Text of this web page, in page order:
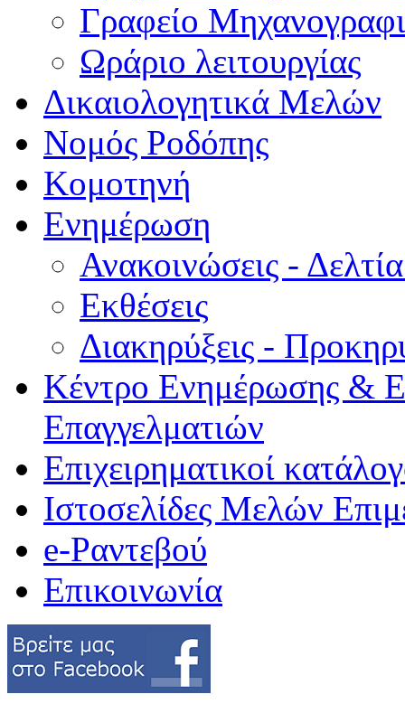
Γραφείο
Ωράριο λειτουργίας
Δικαιολογητικά Μελών
Νομός Ροδόπης
Κομοτηνή
Ενημέρωση
Ανακοινώσεις -
Εκθέσεις
Διακηρύξεις -
Κέντρο Ενημέρωσης &
Επαγγελματιών
Επιχειρηματικοί
Ιστοσελίδες Μελών
e-Ραντεβού
Επικοινωνία